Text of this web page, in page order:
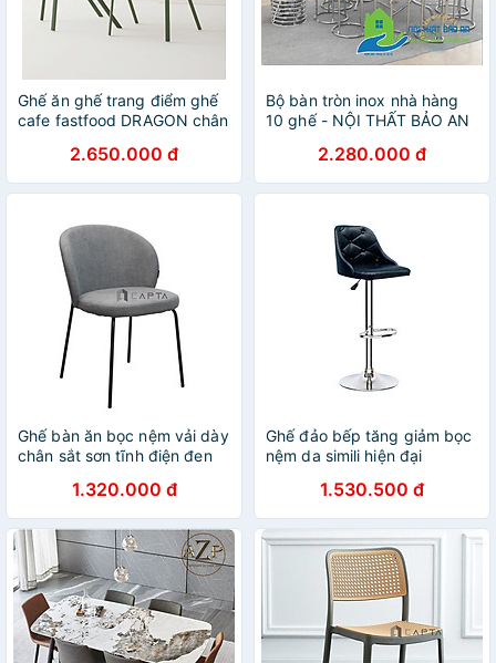
Ghế ăn ghế trang điểm ghế
cafe fastfood DRAGON chân
Dragon tiêu chuẩn Châu Âu
ở HCM
2.650.000 đ
Bộ bàn tròn inox nhà hàng
10 ghế - NỘI THẤT BẢO AN
2.280.000 đ
Ghế bàn ăn bọc nệm vải dày
chân sắt sơn tĩnh điện đen
ngủ đẹp tại HCM ECO 16A-F
1.320.000 đ
Ghế đảo bếp tăng giảm bọc
nệm da simili hiện đại
1.530.500 đ